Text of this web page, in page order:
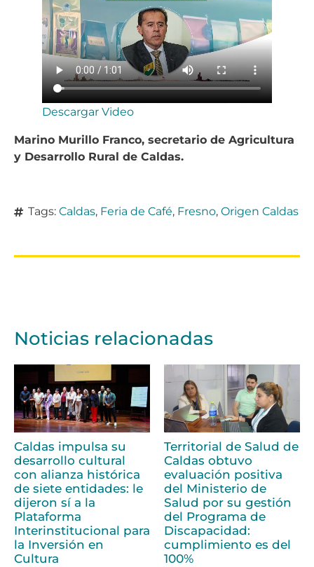
Descargar Video
Marino Murillo Franco, secretario de Agricultura
y Desarrollo Rural de Caldas.
Tags: Caldas, Feria de Café, Fresno, Origen Caldas
Noticias relacionadas
Caldas impulsa su
desarrollo cultural
con alianza histórica
de siete entidades: le
dijeron sí a la
Plataforma
Interinstitucional para
la Inversión en
Cultura
Territorial de Salud de
Caldas obtuvo
evaluación positiva
del Ministerio de
Salud por su gestión
del Programa de
Discapacidad:
cumplimiento es del
100%